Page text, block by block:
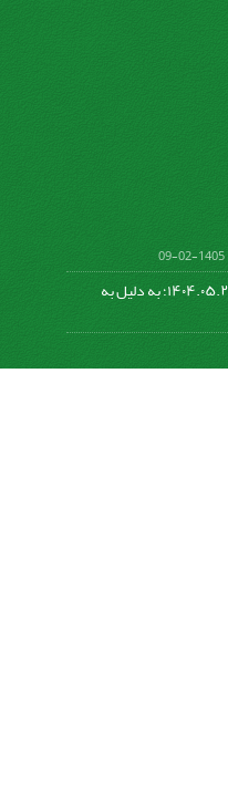
1405-02-09
عدم دسترسی به سایت در تاریخ ۱۴۰۴.۰۵.۲۷؛ به دلیل به